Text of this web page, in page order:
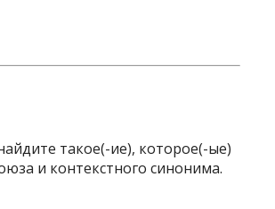
такое(-ие), которое(-ые)
и контекстного синонима.